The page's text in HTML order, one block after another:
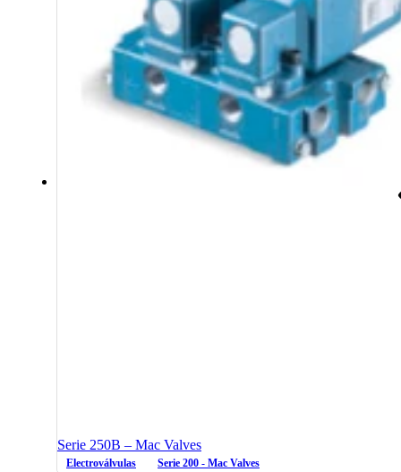
Serie 250B – Mac Valves
Electroválvulas Serie 200 - Mac Valves